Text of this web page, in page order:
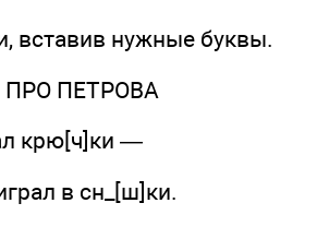
вставив нужные буквы.
ПРО ПЕТРОВА
крю[ч]ки —
в сн_[ш]ки.